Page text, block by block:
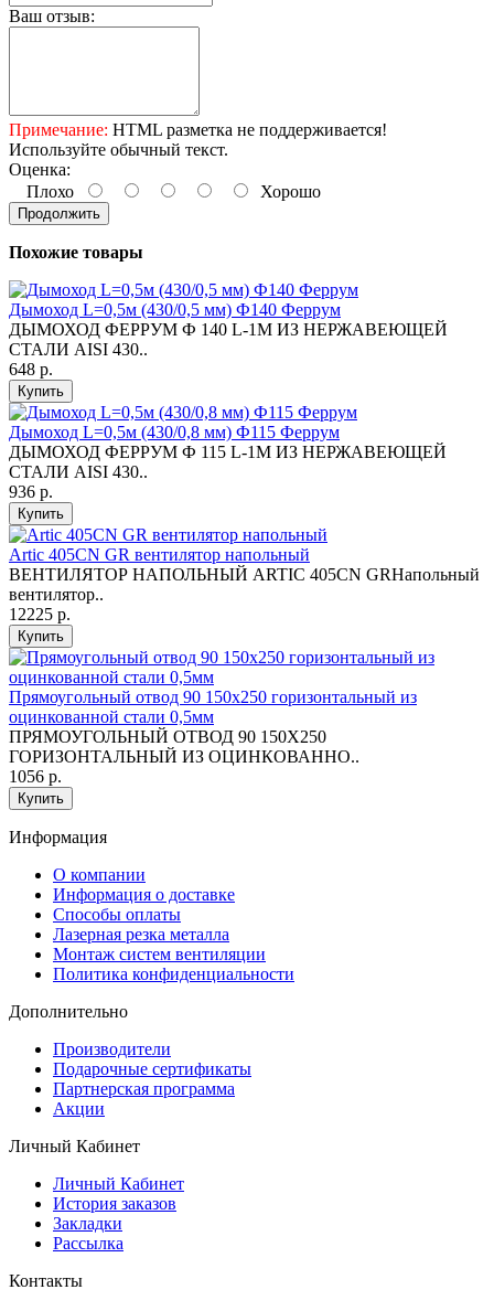
Ваш отзыв:
Примечание: HTML разметка не поддерживается!
Используйте обычный текст.
Оценка:
Плохо
Хорошо
Продолжить
Похожие товары
Дымоход L=0,5м (430/0,5 мм) Ф140 Феррум
ДЫМОХОД ФЕРРУМ Ф 140 L-1М ИЗ НЕРЖАВЕЮЩЕЙ
СТАЛИ AISI 430..
648 р.
Купить
Дымоход L=0,5м (430/0,8 мм) Ф115 Феррум
ДЫМОХОД ФЕРРУМ Ф 115 L-1М ИЗ НЕРЖАВЕЮЩЕЙ
СТАЛИ AISI 430..
936 р.
Купить
Artic 405CN GR вентилятор напольный
ВЕНТИЛЯТОР НАПОЛЬНЫЙ ARTIC 405CN GRНапольный
вентилятор..
12225 р.
Купить
Прямоугольный отвод 90 150х250 горизонтальный из
оцинкованной стали 0,5мм
ПРЯМОУГОЛЬНЫЙ ОТВОД 90 150Х250
ГОРИЗОНТАЛЬНЫЙ ИЗ ОЦИНКОВАННО..
1056 р.
Купить
Информация
O компании
Информация о доставке
Способы оплаты
Лазерная резка металла
Монтаж систем вентиляции
Политика конфиденциальности
Дополнительно
Производители
Подарочные сертификаты
Партнерская программа
Акции
Личный Кабинет
Личный Кабинет
История заказов
Закладки
Рассылка
Контакты